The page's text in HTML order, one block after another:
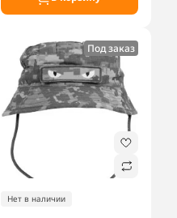
Под заказ
Нет в наличии